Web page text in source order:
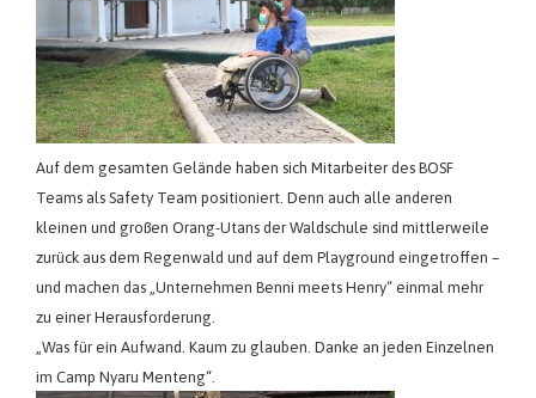
Auf dem gesamten Gelände haben sich Mitarbeiter des BOSF
Teams als Safety Team positioniert. Denn auch alle anderen
kleinen und großen Orang-Utans der Waldschule sind mittlerweile
zurück aus dem Regenwald und auf dem Playground eingetroffen –
und machen das „Unternehmen Benni meets Henry“ einmal mehr
zu einer Herausforderung.
„Was für ein Aufwand. Kaum zu glauben. Danke an jeden Einzelnen
im Camp Nyaru Menteng“.